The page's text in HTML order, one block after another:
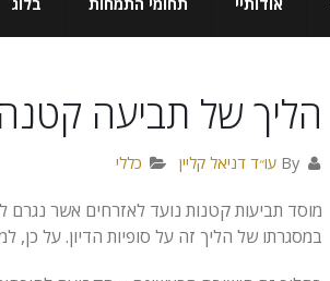
הליך של תביעה קטנה
By עו״ד דניאל קליין כללי
מוסד תביעות קטנות נועד לאזרחים אשר נגרם
במסגרתו של הליך זה על סופיות הדיון. על